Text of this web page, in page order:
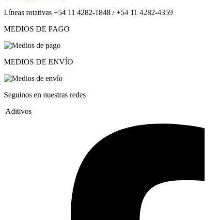
Líneas rotativas +54 11 4282-1848 / +54 11 4282-4359
MEDIOS DE PAGO
MEDIOS DE ENVÍO
Seguinos en nuestras redes
Aditivos